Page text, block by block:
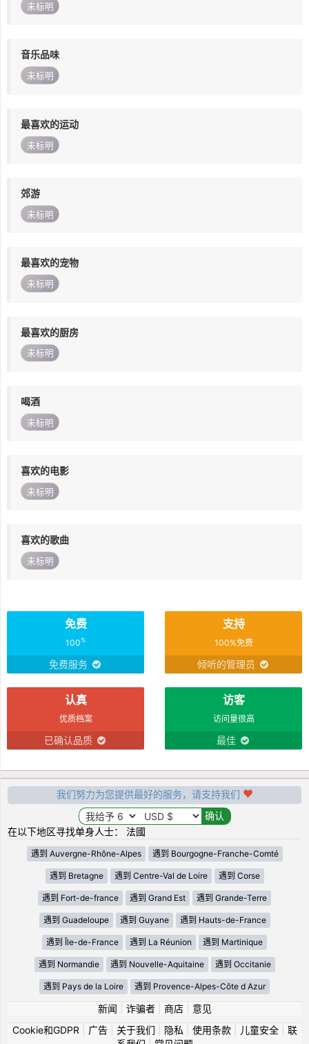
未标明
音乐品味
未标明
最喜欢的运动
未标明
郊游
未标明
最喜欢的宠物
未标明
最喜欢的厨房
未标明
喝酒
未标明
喜欢的电影
未标明
喜欢的歌曲
未标明
免费
100%
免费服务
支持
100%免费
倾听的管理员
认真
优质档案
已确认品质
访客
访问量很高
最佳
我们努力为您提供最好的服务，请支持我们
在以下地区寻找单身人士： 法國
遇到 Auvergne-Rhône-Alpes 遇到 Bourgogne-Franche-Comté
遇到 Bretagne 遇到 Centre-Val de Loire 遇到 Corse
遇到 Fort-de-france 遇到 Grand Est 遇到 Grande-Terre
遇到 Guadeloupe 遇到 Guyane 遇到 Hauts-de-France
遇到 Île-de-France 遇到 La Réunion 遇到 Martinique
遇到 Normandie 遇到 Nouvelle-Aquitaine 遇到 Occitanie
遇到 Pays de la Loire 遇到 Provence-Alpes-Côte d Azur
新闻 诈骗者| 商店| 意见
Cookie和GDPR
广告| 关于我们 隐私 使用条款| 儿童安全| 联